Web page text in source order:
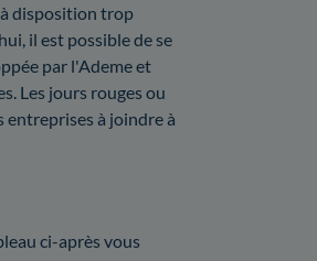
disposition trop
il est possible de se
par l'Ademe et
Les jours rouges ou
à joindre à
ci-après vous